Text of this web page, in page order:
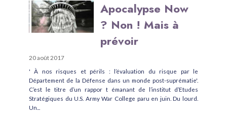
Apocalypse Now
? Non ! Mais à
prévoir
20 août 2017
' À nos risques et périls : l’évaluation du risque par le
Département de la Défense dans un monde post-suprématie'.
C’est le titre d’un rappor t émanant de l’institut d’Etudes
Stratégiques du U.S. Army War College paru en juin. Du lourd.
Un...